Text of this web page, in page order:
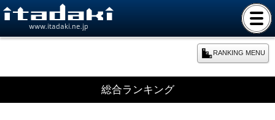
www.itadaki.ne.jp
RANKING MENU
本日のランキング
総合ランキング